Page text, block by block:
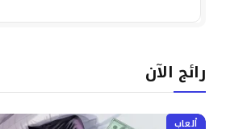
رائج الآن
ألعاب